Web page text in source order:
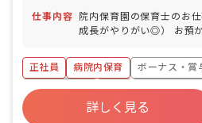
仕事内容
院内保育園の保育士のお
成長がやりがい◎） お預
食事・睡眠・排泄・清潔・
・集団生活を通じた社会性
の計画・実行、お知らせの
正社員 病院内保育
ボーナス・賞
社会保険完備
有給
福利厚生充実
昇給昇進あり
産休育
詳しく見る